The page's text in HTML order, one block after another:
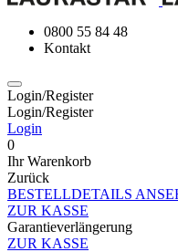
0800 55 84 48
Kontakt
Login/Register
Login/Register
Login
0
Ihr Warenkorb
Zurück
BESTELLDETAILS
ZUR KASSE
Garantieverlängerung
ZUR KASSE